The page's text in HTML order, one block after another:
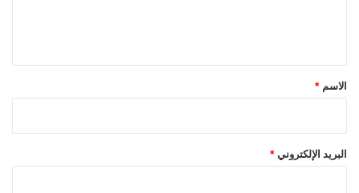
*
الاسم *
البريد الإلكتروني *